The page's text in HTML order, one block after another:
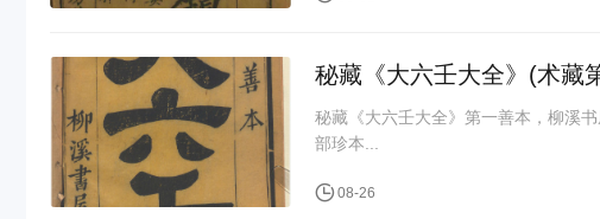
秘藏《大六壬大全》(术藏
秘藏《大六壬大全》第一善本，柳溪
部珍本...
08-26